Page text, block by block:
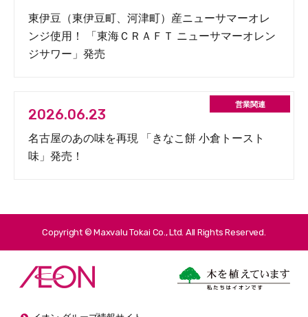
東伊豆（東伊豆町、河津町）産ニューサマーオレ
ンジ使用！ 「東海ＣＲＡＦＴ ニューサマーオレン
ジサワー」発売
2026.06.23
名古屋のあの味を再現 「きなこ餅 小倉トースト
味」発売！
Copyright © Maxvalu Tokai Co., Ltd. All Rights Reserved.